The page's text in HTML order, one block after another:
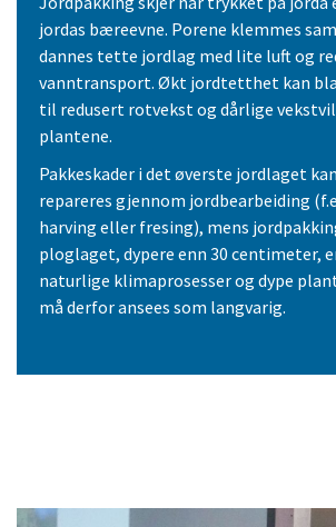
jordas bæreevne. Porene klemmes
dannes tette jordlag med lite luft og
vanntransport. Økt jordtetthet kan
til redusert rotvekst og dårlige
plantene.
Pakkeskader i det øverste jordlaget
repareres gjennom jordbearbeiding
harving eller fresing), mens
ploglaget, dypere enn 30 centimeter,
naturlige klimaprosesser og dype
må derfor ansees som langvarig.